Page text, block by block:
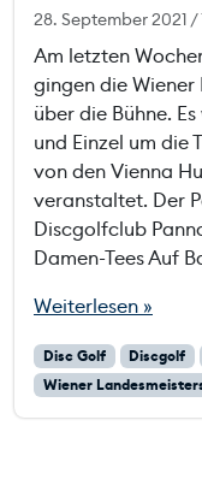
28. September 2021 /
Am letzten
gingen die
über die Bühne.
und Einzel um die
von den Vienna
veranstaltet. Der
Discgolfclub
Damen-Tees Auf
Weiterlesen »
Disc Golf Discgolf
Wiener